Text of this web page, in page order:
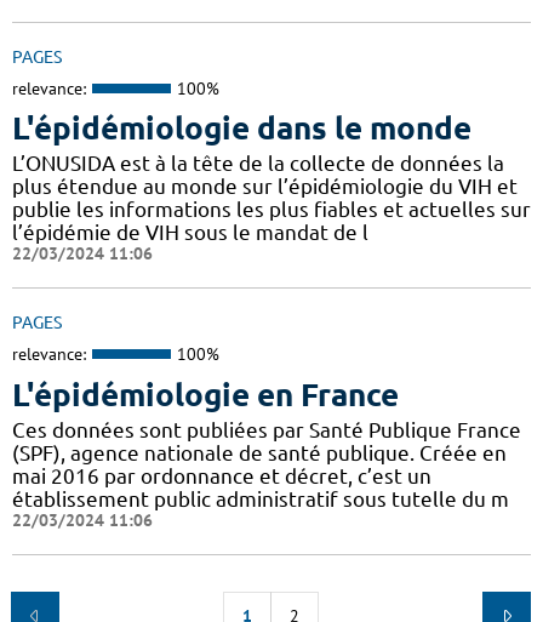
PAGES
relevance: 100%
L'épidémiologie dans le monde
L’ONUSIDA est à la tête de la collecte de données la
plus étendue au monde sur l’épidémiologie du VIH et
publie les informations les plus fiables et actuelles sur
l’épidémie de VIH sous le mandat de l
22/03/2024 11:06
PAGES
relevance: 100%
L'épidémiologie en France
Ces données sont publiées par Santé Publique France
(SPF), agence nationale de santé publique. Créée en
mai 2016 par ordonnance et décret, c’est un
établissement public administratif sous tutelle du m
22/03/2024 11:06
1 2